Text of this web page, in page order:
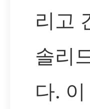
리고
솔리
다.